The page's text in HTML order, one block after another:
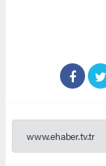
www.ehaber.tv.tr